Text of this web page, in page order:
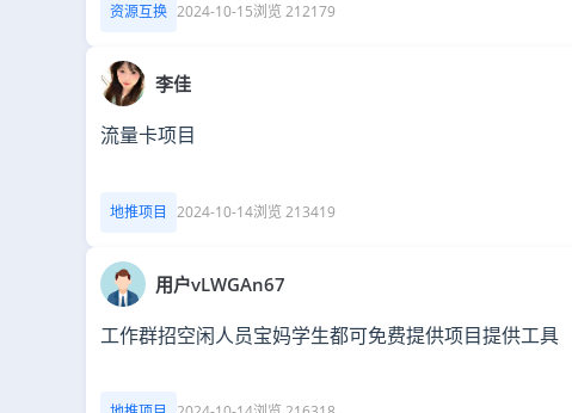
资源互换 2024-10-15浏览 212179
李佳
流量卡项目
地推项目 2024-10-14浏览 213419
用户vLWGAn67
工作群招空闲人员宝妈学生都可免费提供项目提供工具